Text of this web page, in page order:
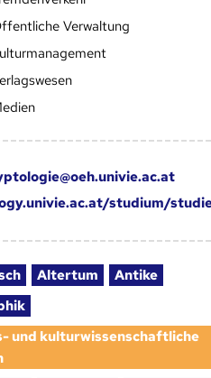
Verwaltung
studium/
Altertum
Antike
und kulturwissenschaftliche